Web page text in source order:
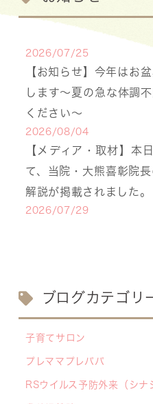
2026/07/25
【お知らせ】今年はお
します〜夏の急な体調
ください〜
2026/08/04
【メディア・取材】本
て、当院・大熊喜彰院
解説が掲載されました。
2026/07/29
2026/07/13
【お知らせ】川崎市の
2026/07/07
【デジタル診察券に移
ブログカテゴリ
子育てサロン
プレママプレパパ
RSウイルス予防外来（シナ